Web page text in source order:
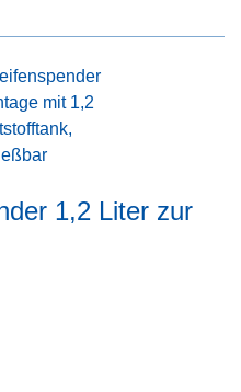
1,2 Liter zur